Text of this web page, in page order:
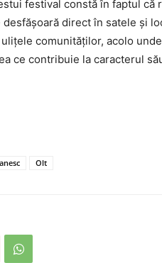
festival constă în faptul
direct în satele și
comunităților, acolo
ce contribuie la caracterul
Olt